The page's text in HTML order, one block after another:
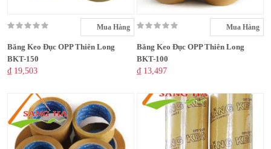
Mua Hàng
Băng Keo Đục OPP Thiên Long
BKT-150
₫ 19,503
Mua Hàng
Băng Keo Đục OPP Thiên Long
BKT-100
₫ 13,497